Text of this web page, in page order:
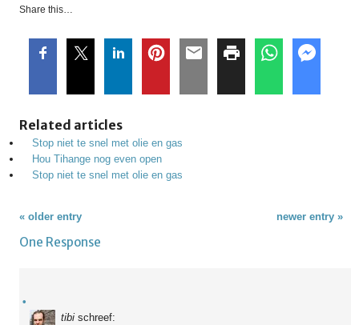
Share this…
Related articles
Stop niet te snel met olie en gas
Hou Tihange nog even open
Stop niet te snel met olie en gas
« older entry newer entry »
One Response
tibi schreef: